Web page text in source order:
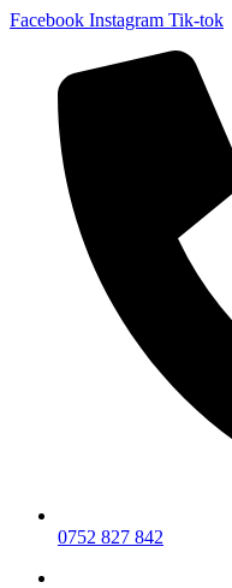
Facebook Instagram Tik-tok
0752 827 842